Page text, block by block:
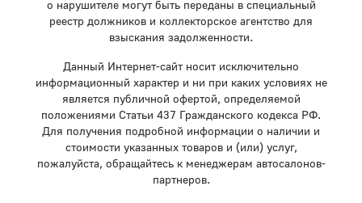
о нарушителе могут быть переданы в специальный
реестр должников и коллекторское агентство для
взыскания задолженности.
Данный Интернет-сайт носит исключительно
информационный характер и ни при каких условиях не
является публичной офертой, определяемой
положениями Статьи 437 Гражданского кодекса РФ.
Для получения подробной информации о наличии и
стоимости указанных товаров и (или) услуг,
пожалуйста, обращайтесь к менеджерам автосалонов-
партнеров.